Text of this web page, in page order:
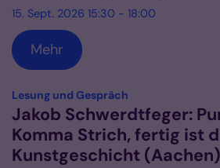
15. Sept. 2026 15:30 - 18:00
Mehr
Lesung und Gespräch
Jakob Schwerdtfeger:
Komma Strich, fertig ist
Kunstgeschicht (Aachen)